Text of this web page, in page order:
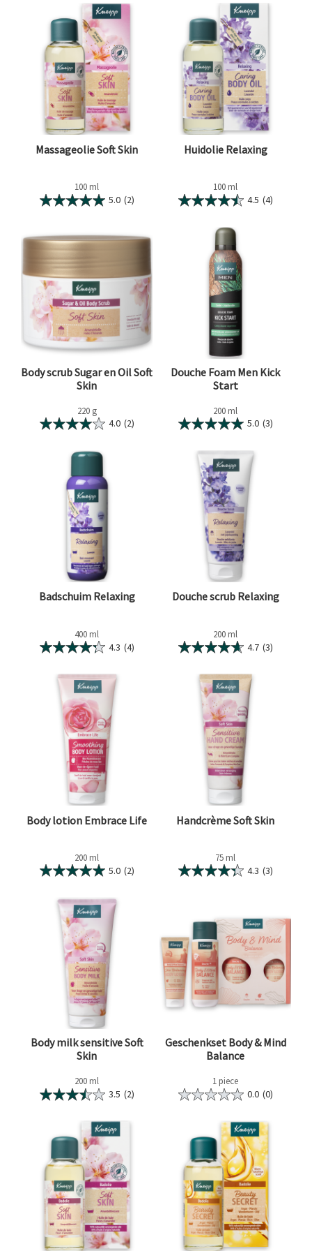
Massageolie Soft Skin
100 ml
5.0 (2)
Huidolie Relaxing
100 ml
4.5 (4)
Body scrub Sugar en Oil Soft
Skin
220 g
4.0 (2)
Douche Foam Men Kick
Start
200 ml
5.0 (3)
Badschuim Relaxing
400 ml
4.3 (4)
Douche scrub Relaxing
200 ml
4.7 (3)
Body lotion Embrace Life
200 ml
5.0 (2)
Handcrème Soft Skin
75 ml
4.3 (3)
Body milk sensitive Soft
Skin
200 ml
3.5 (2)
Geschenkset Body & Mind
Balance
1 piece
0.0 (0)